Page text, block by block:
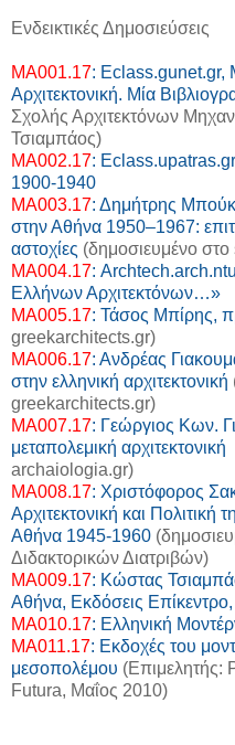
Ενδεικτικές Δημοσιεύσεις
ΜΑ001.17: Eclass.gunet.gr,
Αρχιτεκτονική. Μία
Σχολής Αρχιτεκτόνων
Τσιαμπάος)
ΜΑ002.17:
1900-1940
ΜΑ003.17: Δημήτρης
στην Αθήνα 1950–1967:
αστοχίες (δημοσιευμένο
ΜΑ004.17:
Ελλήνων Αρχιτεκτόνων…»
ΜΑ005.17: Τάσος Μπίρης,
greekarchitects.gr)
ΜΑ006.17: Ανδρέας
στην ελληνική αρχιτεκτονική
greekarchitects.gr)
MA007.17: Γεώργιος Κων.
μεταπολεμική αρχιτεκτονική
archaiologia.gr)
ΜΑ008.17: Χριστόφορος
Αρχιτεκτονική και Πολιτική
Αθήνα 1945-1960
Διδακτορικών Διατριβών)
MA009.17: Κώστας
Αθήνα, Εκδόσεις
MA010.17: Ελληνική
ΜΑ011.17: Εκδοχές του
μεσοπολέμου (Επιμελητής:
Futura, Μαΐος 2010)